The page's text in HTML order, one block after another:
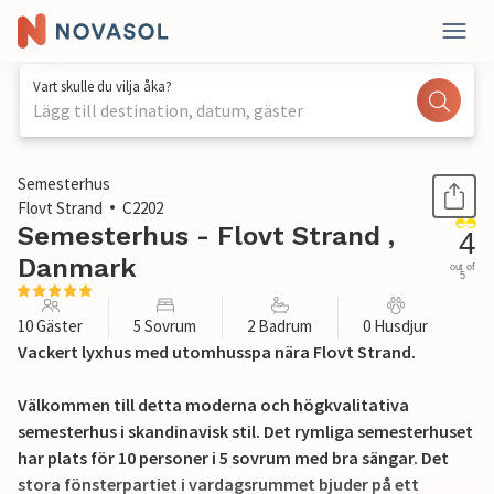
Vart skulle du vilja åka?
Lägg till destination, datum, gäster
1 / 30
Semesterhus
Flovt Strand
C2202
Semesterhus - Flovt Strand ,
Danmark
4
out of
5
10 Gäster 5 Sovrum 2 Badrum 0 Husdjur
Vackert lyxhus med utomhusspa nära Flovt Strand.
Välkommen till detta moderna och högkvalitativa
semesterhus i skandinavisk stil. Det rymliga semesterhuset
har plats för 10 personer i 5 sovrum med bra sängar. Det
stora fönsterpartiet i vardagsrummet bjuder på ett